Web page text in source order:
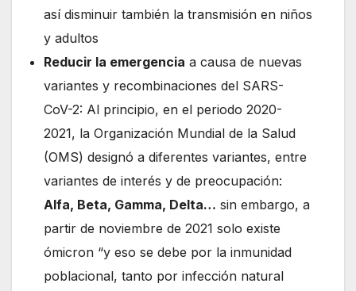
así disminuir también la transmisión en niños
y adultos
Reducir la emergencia a causa de nuevas
variantes y recombinaciones del SARS-
CoV-2: Al principio, en el periodo 2020-
2021, la Organización Mundial de la Salud
(OMS) designó a diferentes variantes, entre
variantes de interés y de preocupación:
Alfa, Beta, Gamma, Delta… sin embargo, a
partir de noviembre de 2021 solo existe
ómicron “y eso se debe por la inmunidad
poblacional, tanto por infección natural